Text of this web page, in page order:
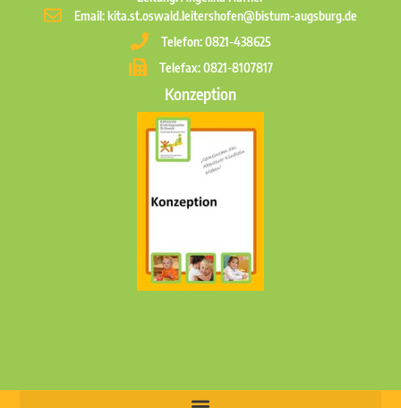
Email: kita.st.oswald.leitershofen@bistum-augsburg.de
Telefon: 0821-438625
Telefax: 0821-8107817
Konzeption